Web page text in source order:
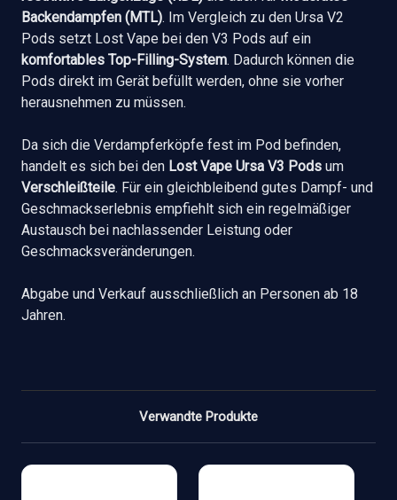
Backendampfen (MTL). Im Vergleich zu den Ursa V2
Pods setzt Lost Vape bei den V3 Pods auf ein
komfortables Top-Filling-System. Dadurch können die
Pods direkt im Gerät befüllt werden, ohne sie vorher
herausnehmen zu müssen.
Da sich die Verdampferköpfe fest im Pod befinden,
handelt es sich bei den Lost Vape Ursa V3 Pods um
Verschleißteile. Für ein gleichbleibend gutes Dampf- und
Geschmackserlebnis empfiehlt sich ein regelmäßiger
Austausch bei nachlassender Leistung oder
Geschmacksveränderungen.
Abgabe und Verkauf ausschließlich an Personen ab 18
Jahren.
Verwandte Produkte